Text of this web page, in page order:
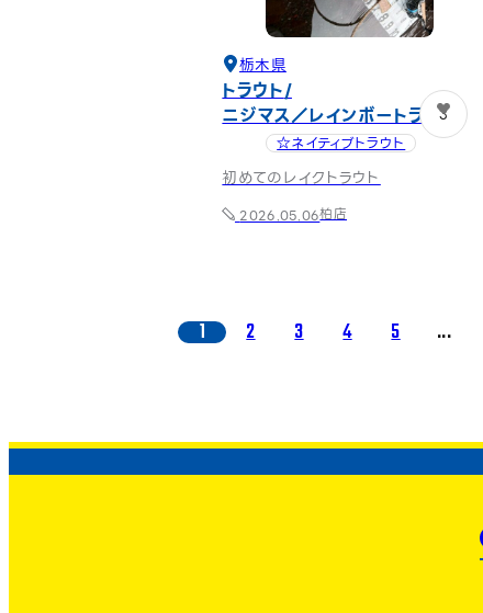
栃木県
トラウト
ニジマス／レインボートラウト
☆ネイティブトラウト
初めてのレイクトラウト
2026.05.06柏店
3
1 2 3 4 5 ...